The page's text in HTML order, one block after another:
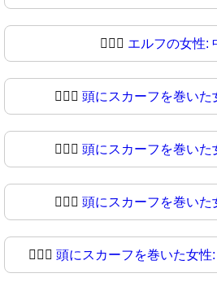
🧔🏼‍♀ エルフの女性:
🧔🏽‍♀️ 頭にスカーフを巻いた
🧔🏽‍♀ 頭にスカーフを巻いた
🧔🏾‍♀️ 頭にスカーフを巻いた
🧔🏾‍♀ 頭にスカーフを巻いた女性